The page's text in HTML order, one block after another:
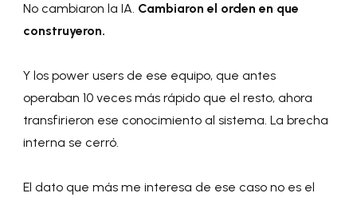
No cambiaron la IA. Cambiaron el orden en que
construyeron.
Y los power users de ese equipo, que antes
operaban 10 veces más rápido que el resto, ahora
transfirieron ese conocimiento al sistema. La brecha
interna se cerró.
El dato que más me interesa de ese caso no es el